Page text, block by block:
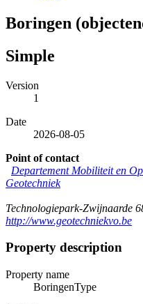
Boringen
Simple
Version
1
Date
2026-08-05
Point of contact
Departement Mobiliteit en
Geotechniek
Technologiepark-Zwijnaarde
http://www.geotechniekvo.be
Property description
Property name
BoringenType